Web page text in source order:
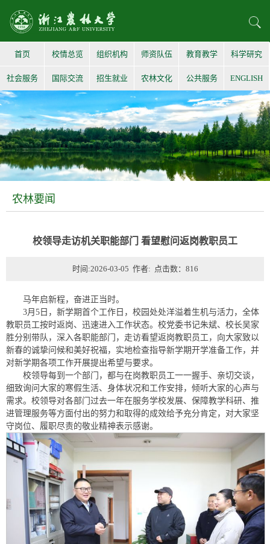
首页 校情总览 组织机构 师资队伍 教育教学 科学研究
社会服务 国际交流 招生就业 农林文化 公共服务 ENGLISH
农林要闻
校领导走访机关职能部门 看望慰问返岗教职员工
时间:2026-03-05 作者: 点击数： 816
马年启新程，奋进正当时。
3月5日，新学期首个工作日，校园处处洋溢着生机与活力，全体
教职员工按时返岗、迅速进入工作状态。校党委书记朱斌、校长吴家
胜分别带队，深入各职能部门，走访看望返岗教职员工，向大家致以
新春的诚挚问候和美好祝福，实地检查指导新学期开学准备工作，并
对新学期各项工作开展提出希望与要求。
校领导每到一个部门，都与在岗教职员工一一握手、亲切交谈，
细致询问大家的寒假生活、身体状况和工作安排，倾听大家的心声与
需求。校领导对各部门过去一年在服务学校发展、保障教学科研、推
进管理服务等方面付出的努力和取得的成效给予充分肯定，对大家坚
守岗位、履职尽责的敬业精神表示感谢。